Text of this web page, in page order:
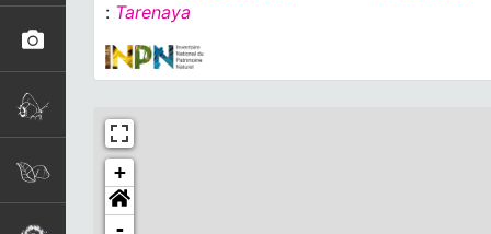
: Tarenaya
+
-